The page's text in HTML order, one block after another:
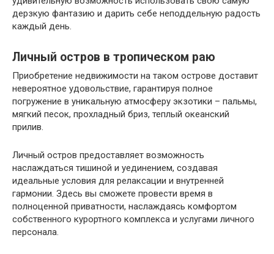
дерзкую фантазию и дарить себе неподдельную радость
каждый день.
Личный остров в тропическом раю
Приобретение недвижимости на таком острове доставит
невероятное удовольствие, гарантируя полное
погружение в уникальную атмосферу экзотики – пальмы,
мягкий песок, прохладный бриз, теплый океанский
прилив.
Личный остров предоставляет возможность
наслаждаться тишиной и уединением, создавая
идеальные условия для релаксации и внутренней
гармонии. Здесь вы сможете провести время в
полноценной приватности, наслаждаясь комфортом
собственного курортного комплекса и услугами личного
персонала.